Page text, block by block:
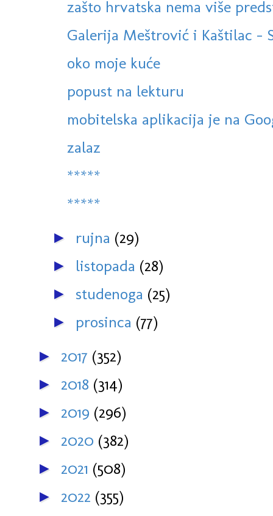
zašto hrvatska nema više
Galerija Meštrović i Kaštilac -
oko moje kuće
popust na lekturu
mobitelska aplikacija je na
zalaz
*****
*****
► rujna (29)
► listopada (28)
► studenoga (25)
► prosinca (77)
► 2017 (352)
► 2018 (314)
► 2019 (296)
► 2020 (382)
► 2021 (508)
► 2022 (355)